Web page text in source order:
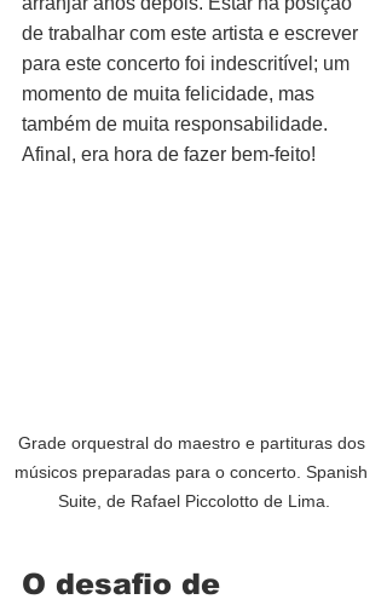
de trabalhar com este artista e escrever
para este concerto foi indescritível; um
momento de muita felicidade, mas
também de muita responsabilidade.
Afinal, era hora de fazer bem-feito!
Grade orquestral do maestro e partituras dos
músicos preparadas para o concerto. Spanish
Suite, de Rafael Piccolotto de Lima.
O desafio de